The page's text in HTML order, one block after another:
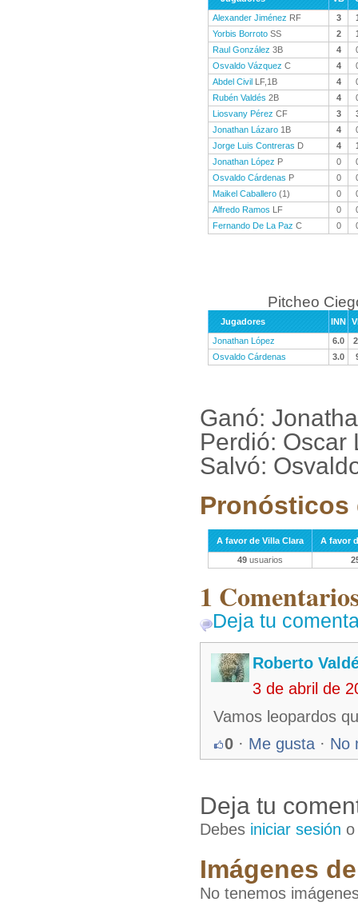
Alexander Jiménez RF 3
Yorbis Borroto SS 2
Raul González 3B 4
Osvaldo Vázquez C 4
Abdel Civil LF,1B 4
Rubén Valdés 2B 4
Liosvany Pérez CF 3
Jonathan Lázaro 1B 4
Jorge Luis Contreras D 4
Jonathan López P 0
Osvaldo Cárdenas P 0
Maikel Caballero (1) 0
Alfredo Ramos LF 0
Fernando De La Paz C 0
Pitcheo
Jugadores INN
Jonathan López
6.0
Osvaldo Cárdenas
3.0
Ganó:
Perdió: Oscar
Salvó:
Pronósticos
A favor de Villa Clara
A favor
49 usuarios
1
Deja tu
Roberto
3 de abril de
Vamos leopardos
0 · Me gusta · No
Deja tu
Debes iniciar sesión
Imágenes
No tenemos